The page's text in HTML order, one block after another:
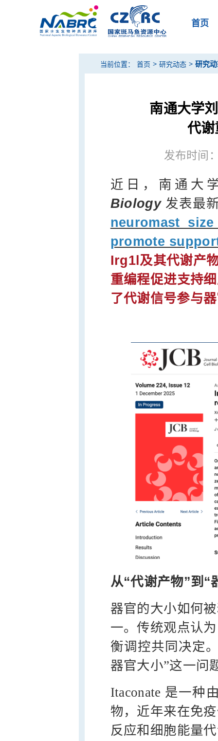
首页
当前位置： 首页 > 研究动态 > 研究
南通大学
代
发布时间
近日，南通大
Biology 发表最
neuromast
promote
Irg1l及其代谢产
重编程促进支持
了代谢信号参与
从“代谢产物”到“
器官的大小如何
一。传统观点认
衡调控共同决定
器官大小”这一问
Itaconate 是一种
物，近年来在免
反应和细胞能量